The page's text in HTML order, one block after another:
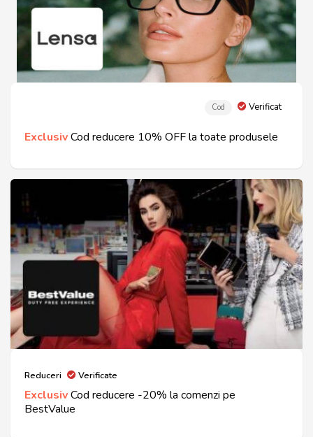
Cod Verificat
ExclusivCod reducere 10% OFF la toate produsele
Reduceri Verificate
ExclusivCod reducere -20% la comenzi pe
BestValue